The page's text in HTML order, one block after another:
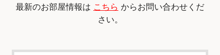
最新のお部屋情報は こちら からお問い合わせくだ
さい。